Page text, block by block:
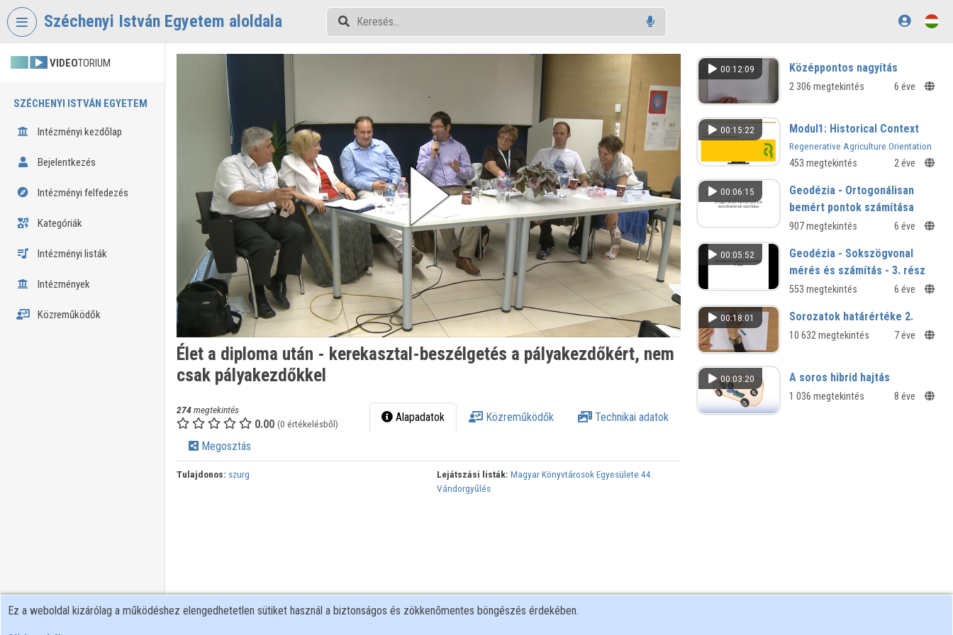
Fejléc kihagyása
Széchenyi István Egyetem aloldala
VIDEOTORIUM
SZÉCHENYI ISTVÁN EGYETEM
Intézményi kezdőlap
Bejelentkezés
Intézményi felfedezés
Kategóriák
Intézményi listák
Intézmények
Közreműködők
Élet a diploma után - kerekasztal-beszélgetés a pályakezdőkért, nem
csak pályakezdőkkel
274megtekintés
0.00 (0 értékelésből) Alapadatok Közreműködők Technikai adatok
Megosztás
Tulajdonos: szurg Lejátszási listák: Magyar Könyvtárosok Egyesülete 44.
Vándorgyűlés
00:12:09 Középpontos nagyítás
2 306 megtekintés 6 éve
00:15:22 Modul1: Historical Context
Regenerative Agriculture Orientation
453 megtekintés 2 éve
00:06:15
Geodézia - Ortogonálisan
bemért pontok számítása
907 megtekintés 6 éve
00:05:52
Geodézia - Sokszögvonal
mérés és számítás - 3. rész
553 megtekintés 6 éve
00:18:01 Sorozatok határértéke 2.
10 632 megtekintés 7 éve
00:03:20 A soros hibrid hajtás
1 036 megtekintés 8 éve
Ez a weboldal kizárólag a működéshez elengedhetetlen sütiket használ a biztonságos és zökkenőmentes böngészés érdekében.